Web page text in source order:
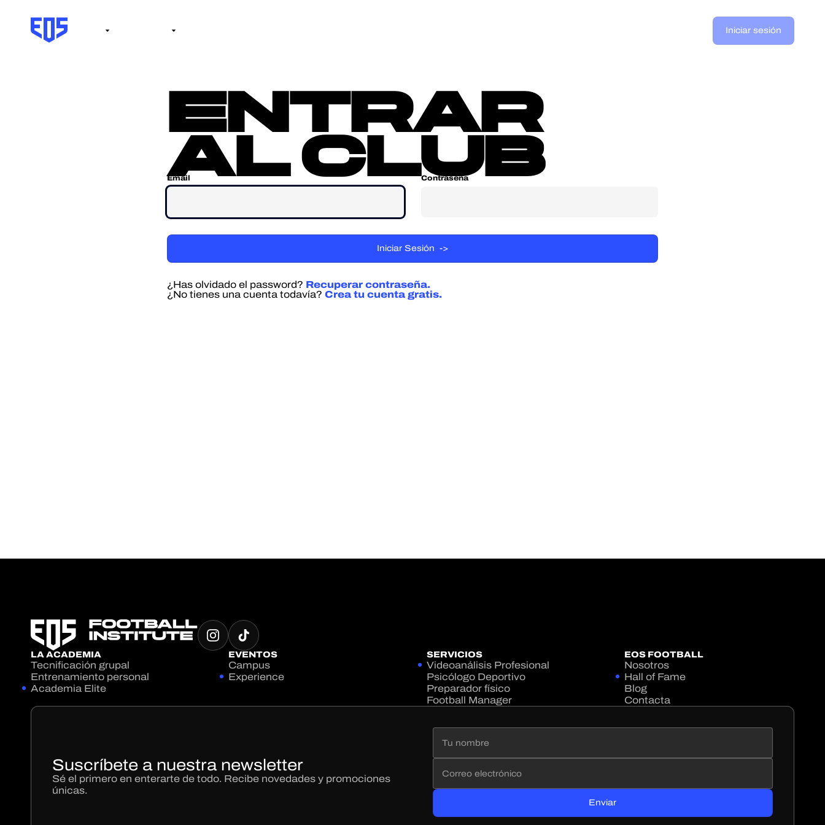
Iniciar sesión
entrar
al club
Email Contraseña
¿Has olvidado el password? Recuperar contraseña.
¿No tienes una cuenta todavía? Crea tu cuenta gratis.
LA ACADEMIA
Tecnificación grupal
Entrenamiento personal
Academia Elite
EVENTOS
Campus
Experience
SERVICIOS
Videoanálisis Profesional
Psicólogo Deportivo
Preparador físico
Football Manager
EOS FOOTBALL
Nosotros
Hall of Fame
Blog
Contacta
Suscríbete a nuestra newsletter
Sé el primero en enterarte de todo. Recibe novedades y promociones
únicas.